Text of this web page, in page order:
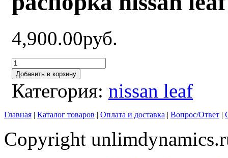
4,900.00руб.
Добавить в корзину
Категория: nissan leaf
Главная | Каталог товаров | Оплата и доставка | Вопрос/Ответ |
Copyright